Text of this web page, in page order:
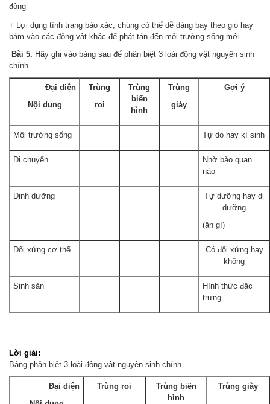
động
+ Lợi dụng tình trạng bào xác, chúng có thể dễ dàng bay theo gió hay
bám vào các động vật khác để phát tán đến môi trường sống mới.
Bài 5. Hãy ghi vào bảng sau để phân biệt 3 loài động vật nguyên sinh
chính.
Đại diện
Nội dung
Trùng
roi
Trùng
biến
hình
Trùng
giày
Gợi ý
Môi trường sống Tự do hay kí sinh
Di chuyển
Nhờ bào quan
nào
Dinh dưỡng
Tự dưỡng hay dị
dưỡng
(ăn gì)
Đối xứng cơ thể
Có đối xứng hay
không
Sinh sản
Hình thức đặc
trưng
Lời giải:
Bảng phân biệt 3 loài động vật nguyên sinh chính.
Đại diện
Trùng roi
Trùng biến
hình
Trùng giày